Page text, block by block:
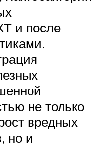
и после
не только
вредных
но и